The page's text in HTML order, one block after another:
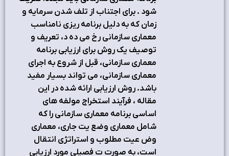
شود . براي اجتناب از تلف شدن سرمایه و
زمان که به دلیل برنامه ریزي نامناسب
معماري سازمانی رخ می ده د، تعریف و
توصیف یک روش براي ارزیابی برنامه
معماري سازمانی، قبل از شروع به اجراي
معماري سازمانی، می تواند بسیار مفید
باشد. روش ارزیابی ارائه شده در این
مقاله ، فرآیند استخراج مولفه هاي
اساسی برنامه معماري سازمانی را که
شامل معماري وضع یت جاري، معماري
وض عیت مطلوب و استراتژي انتقال
است، به صورت ت فصیلی مورد ارزیابی